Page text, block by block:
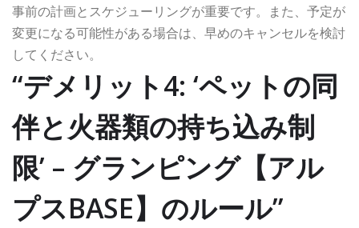
事前の計画とスケジューリングが重要です。また、予定が
変更になる可能性がある場合は、早めのキャンセルを検討
してください。
“デメリット4: ‘ペットの同
伴と火器類の持ち込み制
限’ – グランピング【アル
プスBASE】のルール”